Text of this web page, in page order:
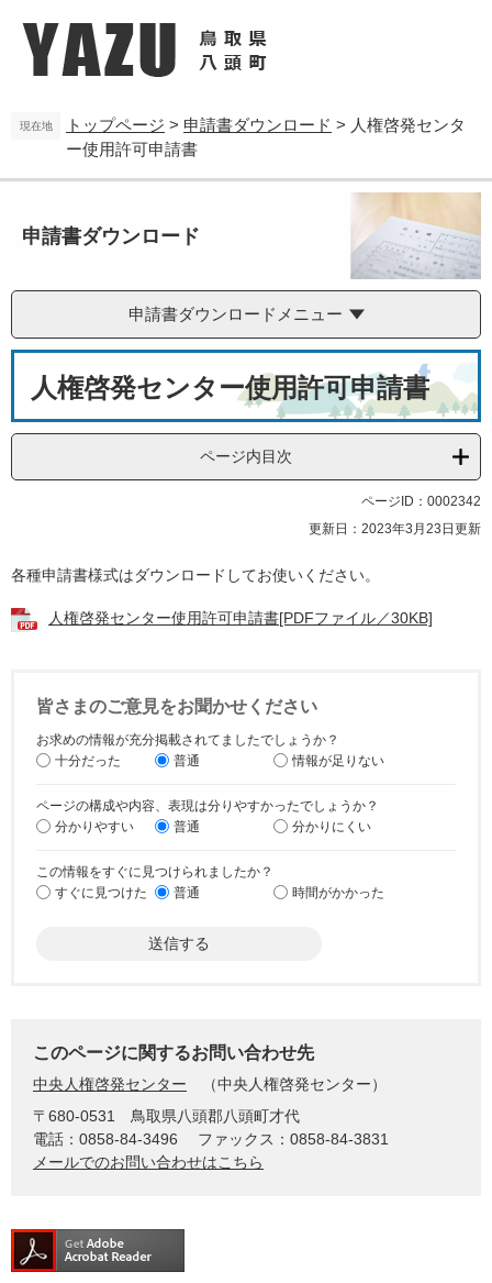
現在地 トップページ > 申請書ダウンロード > 人権啓発センタ
ー使用許可申請書
申請書ダウンロード
申請書ダウンロードメニュー
人権啓発センター使用許可申請書
ページ内目次
ページID：0002342
更新日：2023年3月23日更新
各種申請書様式はダウンロードしてお使いください。
人権啓発センター使用許可申請書[PDFファイル／30KB]
皆さまのご意見をお聞かせください
お求めの情報が充分掲載されてましたでしょうか？
十分だった
普通 情報が足りない
ページの構成や内容、表現は分りやすかったでしょうか？
分かりやすい
普通 分かりにくい
この情報をすぐに見つけられましたか？
すぐに見つけた
普通 時間がかかった
このページに関するお問い合わせ先
中央人権啓発センター
中央人権啓発センター
〒680-0531
鳥取県八頭郡八頭町才代
電話：0858-84-3496
ファックス：0858-84-3831
メールでのお問い合わせはこちら